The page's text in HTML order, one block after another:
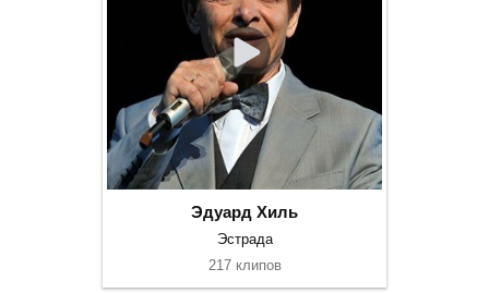
Эдуард Хиль
Эстрада
217 клипов